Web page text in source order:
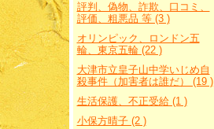
評判、偽物、詐欺、口コミ、
評価、粗悪品 等 (3 )
オリンピック、ロンドン五
輪、東京五輪 (22 )
大津市立皇子山中学いじめ自
殺事件（加害者は誰だ） (19 )
生活保護、不正受給 (1 )
小保方晴子 (2 )